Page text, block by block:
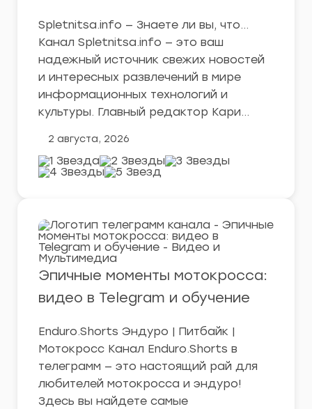
Spletnitsa.info — Знаете ли вы, что…
Канал Spletnitsa.info — это ваш
надежный источник свежих новостей
и интересных развлечений в мире
информационных технологий и
культуры. Главный редактор Кари…
2 августа, 2026
Эпичные моменты мотокросса:
видео в Telegram и обучение
Enduro.Shorts Эндуро | Питбайк |
Мотокросс Канал Enduro.Shorts в
телеграмм — это настоящий рай для
любителей мотокросса и эндуро!
Здесь вы найдете самые